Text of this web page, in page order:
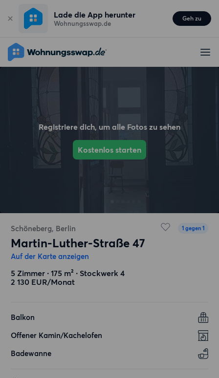
Lade die App herunter
Wohnungsswap.de
Geh zu
Registriere dich, um alle Fotos zu sehen
Kostenlos starten
Schöneberg, Berlin 1 gegen 1
Martin-Luther-Straße 47
Auf der Karte anzeigen
5 Zimmer ∙ 175 m² ∙ Stockwerk 4
2 130 EUR/Monat
Balkon
Offener Kamin/Kachelofen
Badewanne